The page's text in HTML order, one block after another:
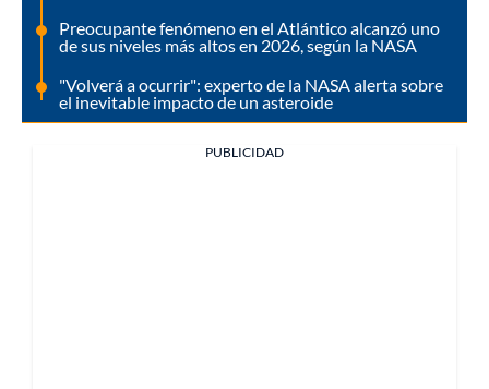
Preocupante fenómeno en el Atlántico alcanzó uno
de sus niveles más altos en 2026, según la NASA
"Volverá a ocurrir": experto de la NASA alerta sobre
el inevitable impacto de un asteroide
PUBLICIDAD